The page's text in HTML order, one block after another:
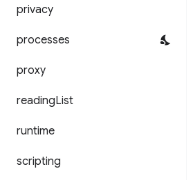
privacy
processes
proxy
readingList
runtime
scripting